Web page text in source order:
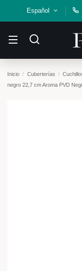
Español
Inicio Cuberterías
negro 22,7 cm Aroma PVD